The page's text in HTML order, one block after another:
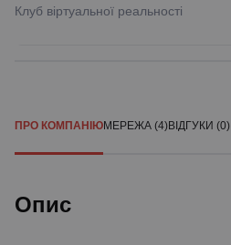
Клуб віртуальної реальності
ПРО КОМПАНІЮМЕРЕЖА (4)ВІДГУКИ (0)
Опис